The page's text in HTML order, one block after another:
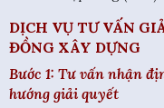
DỊCH VỤ TƯ VẤN
ĐỒNG XÂY DỰNG
Bước 1: Tư vấn nhận
hướng giải quyết